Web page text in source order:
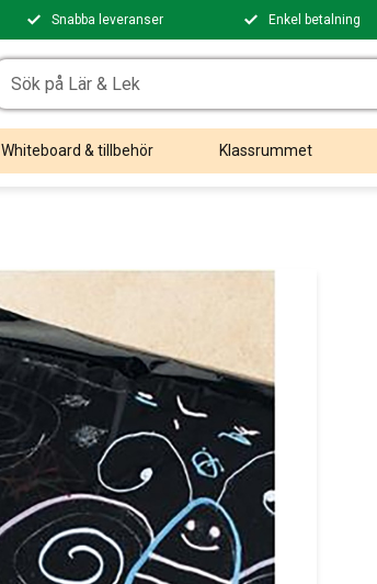
Snabba leveranser Enkel betalning
Whiteboard & tillbehör Klassrummet